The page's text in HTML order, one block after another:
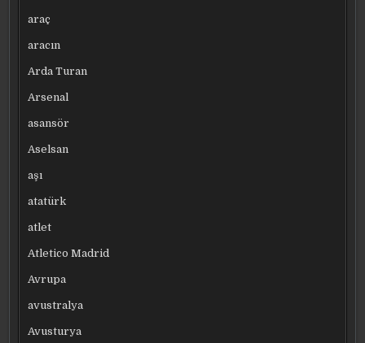
araç
aracın
Arda Turan
Arsenal
asansör
Aselsan
aşı
atatürk
atlet
Atletico Madrid
Avrupa
avustralya
Avusturya